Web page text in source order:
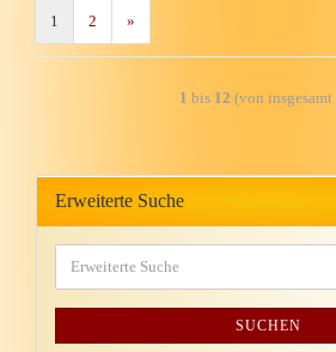
1 2 »
1 bis 12 (von insgesamt
Erweiterte Suche
SUCHEN